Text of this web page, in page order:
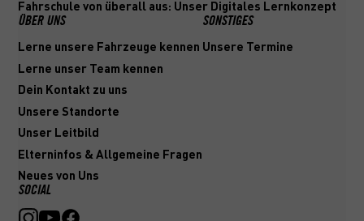
Fahrschule von überall aus: Unser Digitales Lernkonzept
ÜBER UNS
Lerne unsere Fahrzeuge kennen
Lerne unser Team kennen
Dein Kontakt zu uns
Unsere Standorte
Unser Leitbild
Elterninfos & Allgemeine Fragen
Neues von Uns
SONSTIGES
Unsere Termine
SOCIAL